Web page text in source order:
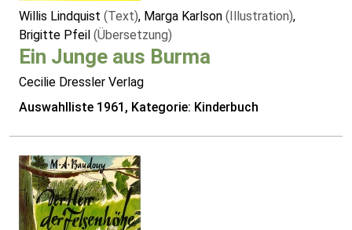
Willis Lindquist (Text), Marga Karlson (Illustration),
Brigitte Pfeil (Übersetzung)
Ein Junge aus Burma
Cecilie Dressler Verlag
Auswahlliste 1961, Kategorie: Kinderbuch